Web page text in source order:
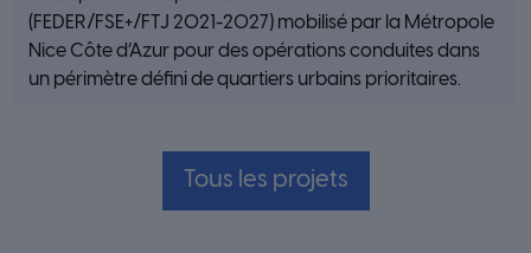
(FEDER/FSE+/FTJ 2021-2027) mobilisé par la Métropole
Nice Côte d’Azur pour des opérations conduites dans
un périmètre défini de quartiers urbains prioritaires.
Tous les projets